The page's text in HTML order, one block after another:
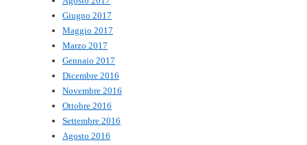
Giugno 2017
Maggio 2017
Marzo 2017
Gennaio 2017
Dicembre 2016
Novembre 2016
Ottobre 2016
Settembre 2016
Agosto 2016